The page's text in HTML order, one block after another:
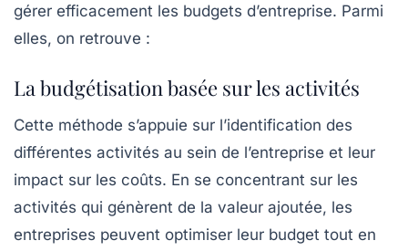
gérer efficacement les budgets d’entreprise. Parmi
elles, on retrouve :
La budgétisation basée sur les activités
Cette méthode s’appuie sur l’identification des
différentes activités au sein de l’entreprise et leur
impact sur les coûts. En se concentrant sur les
activités qui génèrent de la valeur ajoutée, les
entreprises peuvent optimiser leur budget tout en